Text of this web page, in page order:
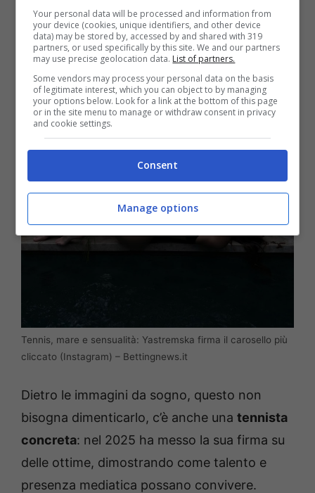
trasformano da semplice vacanziera a
protagonista di un racconto social che
mischia lifestyle e glamour in modo molto
efficace.
Tennis, mare e sensualità: Yastremska firma il carosello più
cliccato (Instagram) – Bettingnews.it
Dietro le immagini da sogno, questo non
bisogna dimenticarlo, c’è anche una tennista
concreta: nel 2025 ha messo la sua firma su
delle ottime, dimostrando come talento e
presenza mediatica possano convivere.
Your personal data will be processed and information from
your device (cookies, unique identifiers, and other device
data) may be stored by, accessed by and shared with 319
partners, or used specifically by this site. We and our partners
may use precise geolocation data. List of partners.
Some vendors may process your personal data on the basis
of legitimate interest, which you can object to by managing
your options below. Look for a link at the bottom of this page
or in the site menu to manage or withdraw consent in privacy
and cookie settings.
Consent
Manage options